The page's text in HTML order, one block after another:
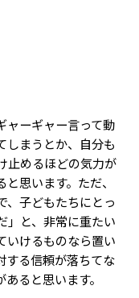
ャーギャー言って動
しまうとか、自分も
止めるほどの気力が
思います。ただ、
、子どもたちにとっ
」と、非常に重たい
いけるものなら置い
する信頼が落ちてな
ると思います。